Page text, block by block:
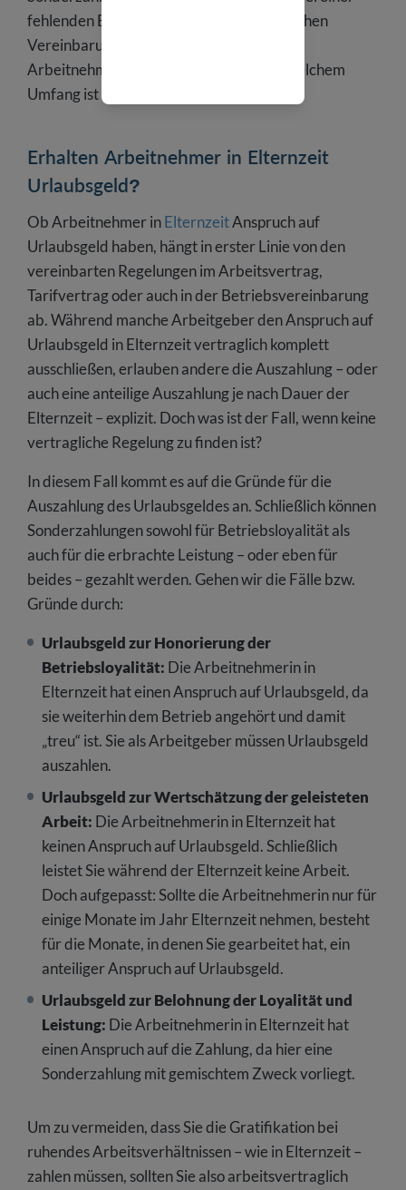
fehlenden Einschränkung in der vertraglichen
Vereinbarung steht das Urlaubsgeld auch
Arbeitnehmern in der Probezeit zu – in welchem
Umfang ist individuell zu prüfen.
Erhalten Arbeitnehmer in Elternzeit
Urlaubsgeld?
Ob Arbeitnehmer inElternzeitAnspruch auf
Urlaubsgeld haben, hängt in erster Linie von den
vereinbarten Regelungen im Arbeitsvertrag,
Tarifvertrag oder auch in der Betriebsvereinbarung
ab. Während manche Arbeitgeber den Anspruch auf
Urlaubsgeld in Elternzeit vertraglich komplett
ausschließen, erlauben andere die Auszahlung – oder
auch eine anteilige Auszahlung je nach Dauer der
Elternzeit – explizit. Doch was ist der Fall, wenn keine
vertragliche Regelung zu finden ist?
In diesem Fall kommt es auf die Gründe für die
Auszahlung des Urlaubsgeldes an. Schließlich können
Sonderzahlungen sowohl für Betriebsloyalität als
auch für die erbrachte Leistung – oder eben für
beides – gezahlt werden. Gehen wir die Fälle bzw.
Gründe durch:
Urlaubsgeld zur Honorierung der
Betriebsloyalität: Die Arbeitnehmerin in
Elternzeit hat einen Anspruch auf Urlaubsgeld, da
sie weiterhin dem Betrieb angehört und damit
„treu“ ist. Sie als Arbeitgeber müssen Urlaubsgeld
auszahlen.
Urlaubsgeld zur Wertschätzung der geleisteten
Arbeit: Die Arbeitnehmerin in Elternzeit hat
keinen Anspruch auf Urlaubsgeld. Schließlich
leistet Sie während der Elternzeit keine Arbeit.
Doch aufgepasst: Sollte die Arbeitnehmerin nur für
einige Monate im Jahr Elternzeit nehmen, besteht
für die Monate, in denen Sie gearbeitet hat, ein
anteiliger Anspruch auf Urlaubsgeld.
Urlaubsgeld zur Belohnung der Loyalität und
Leistung: Die Arbeitnehmerin in Elternzeit hat
einen Anspruch auf die Zahlung, da hier eine
Sonderzahlung mit gemischtem Zweck vorliegt.
Um zu vermeiden, dass Sie die Gratifikation bei
ruhendes Arbeitsverhältnissen – wie in Elternzeit –
zahlen müssen, sollten Sie also arbeitsvertraglich